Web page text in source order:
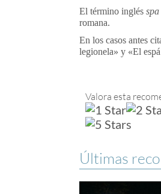
El término inglés spa
romana.
En los casos antes
legionela» y «El
Valora esta
Últimas